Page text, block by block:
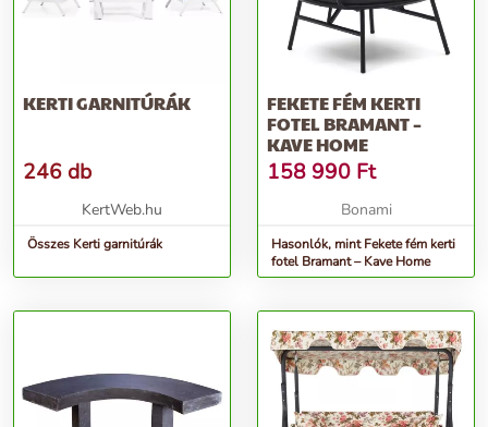
KERTI GARNITÚRÁK
246 db
KertWeb.hu
Összes Kerti garnitúrák
FEKETE FÉM KERTI
FOTEL BRAMANT –
KAVE HOME
158 990 Ft
Bonami
Hasonlók, mint Fekete fém kerti
fotel Bramant – Kave Home